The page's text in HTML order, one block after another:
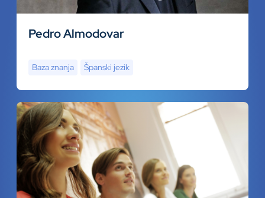
Pedro Almodovar
Baza znanja Španski jezik